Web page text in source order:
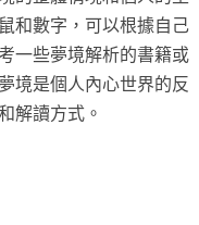
和數字，可以根據自己
一些夢境解析的書籍或
境是個人內心世界的反
解讀方式。